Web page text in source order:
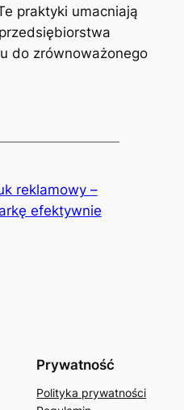
praktyki umacniają
do zrównoważonego
reklamowy –
efektywnie
Prywatność
Polityka prywatności